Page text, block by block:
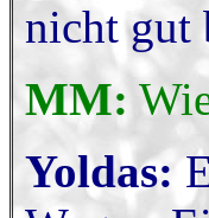
nicht gut
MM:
Yoldas: